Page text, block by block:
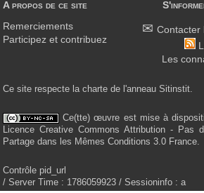
A propos de ce site
Remerciements
Participez et contribuez
Contacter
Les
Ce site respecte la charte de l'anneau Sitinstit.
Ce(tte) œuvre est mise à
Licence Creative Commons Attribution - Pas
Partage dans les Mêmes Conditions 3.0 France.
Contrôle pid_url
/ Server Time : 1786059923 / Sessioninfo : a